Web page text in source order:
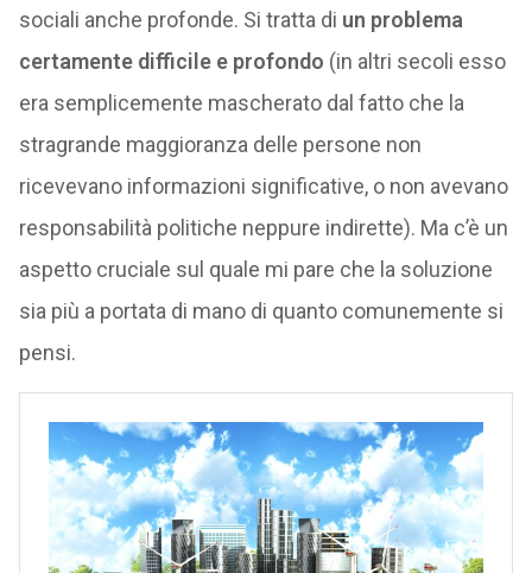
sociali anche profonde. Si tratta di un problema
certamente difficile e profondo (in altri secoli esso
era semplicemente mascherato dal fatto che la
stragrande maggioranza delle persone non
ricevevano informazioni significative, o non avevano
responsabilità politiche neppure indirette). Ma c’è un
aspetto cruciale sul quale mi pare che la soluzione
sia più a portata di mano di quanto comunemente si
pensi.